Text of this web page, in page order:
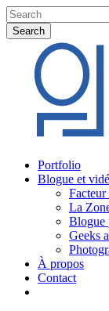
Skip
to
main
content
Search
Search
Menu
Portfolio
Blogue et
La
Blogue
Geeks
À propos
Contact